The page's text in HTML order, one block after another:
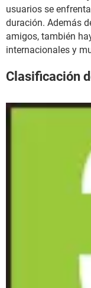
usuarios se
duración. Además
amigos, también
internacionales y
Clasificación